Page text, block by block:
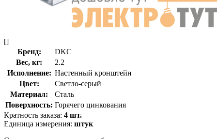
[]
Бренд:
DKC
Вес, кг:
2.2
Исполнение: Настенный кронштейн
Цвет:
Светло-серый
Материал:
Сталь
Поверхность: Горячего цинкования
Кратность заказа: 4 шт.
Единица измерения: штук